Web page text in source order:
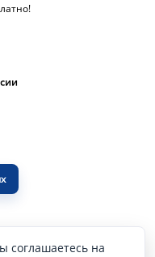
соглашаетесь на